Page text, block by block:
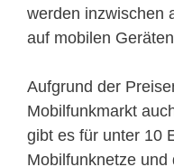
werden inzwischen
auf mobilen
Aufgrund der
Mobilfunkmarkt
gibt es für unter 10
Mobilfunknetze